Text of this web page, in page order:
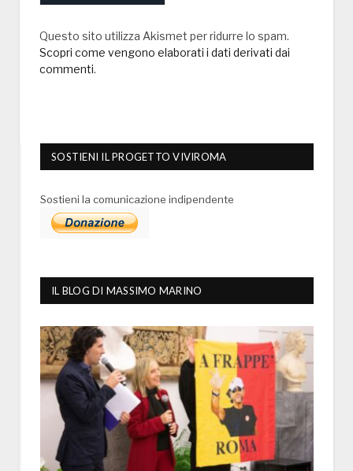
Questo sito utilizza Akismet per ridurre lo spam.
Scopri come vengono elaborati i dati derivati dai
commenti.
SOSTIENI IL PROGETTO VIVIROMA
Sostieni la comunicazione indipendente
IL BLOG DI MASSIMO MARINO